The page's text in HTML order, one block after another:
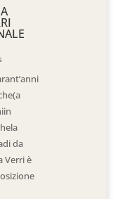
da
Verri è